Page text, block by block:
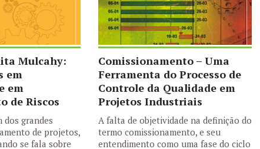
Mulcahy:
em
em
de Riscos
dos grandes
de projetos,
se fala sobre
Comissionamento – Uma
Ferramenta do Processo de
Controle da Qualidade em
Projetos Industriais
A falta de objetividade na definição do
termo comissionamento, e seu
entendimento como uma fase do ciclo